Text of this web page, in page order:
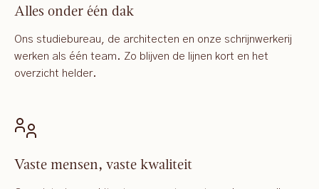
Alles onder één dak
Ons studiebureau, de architecten en onze schrijnwerkerij
werken als één team. Zo blijven de lijnen kort en het
overzicht helder.
Vaste mensen, vaste kwaliteit